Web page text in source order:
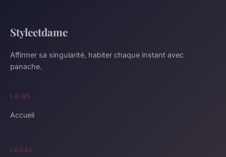
Styleetdame
Affirmer sa singularité, habiter chaque instant avec
panache.
LIENS
Accueil
LÉGAL